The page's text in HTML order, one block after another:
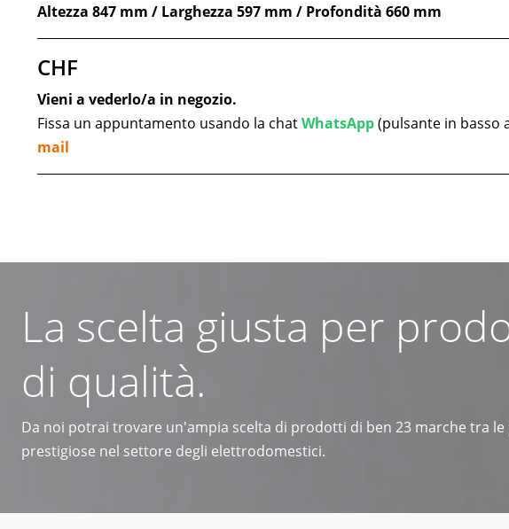
Altezza 847 mm / Larghezza 597 mm / Profondità 660 mm
CHF
Vieni a vederlo/a in negozio.
Fissa un appuntamento usando la chatWhatsApp(pulsante in basso
mail
La scelta giusta per
di qualità.
Da noi potrai trovare un'ampia scelta di prodotti di ben 23 marche tra le
prestigiose nel settore degli elettrodomestici.